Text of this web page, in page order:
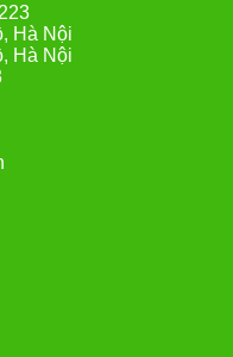
Hà Nội
Hà Nội